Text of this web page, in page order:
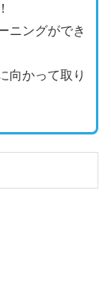
ニングができ
向かって取り